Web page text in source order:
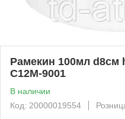
Рамекин 100мл d8см
C12M-9001
В наличии
Код: 20000019554